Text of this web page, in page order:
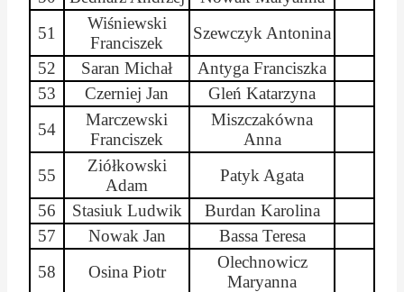
51
Wiśniewski
Franciszek
Szewczyk Antonina
52
Saran Michał Antyga Franciszka
53
Czerniej Jan Gleń Katarzyna
54
Marczewski
Franciszek
Miszczakówna
Anna
55
Ziółkowski
Adam
Patyk Agata
56
Stasiuk Ludwik Burdan Karolina
57
Nowak Jan Bassa Teresa
58
Osina Piotr
Olechnowicz
Maryanna